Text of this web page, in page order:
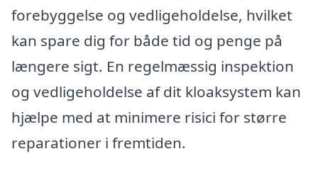
forebyggelse og vedligeholdelse, hvilket
kan spare dig for både tid og penge på
længere sigt. En regelmæssig inspektion
og vedligeholdelse af dit kloaksystem kan
hjælpe med at minimere risici for større
reparationer i fremtiden.